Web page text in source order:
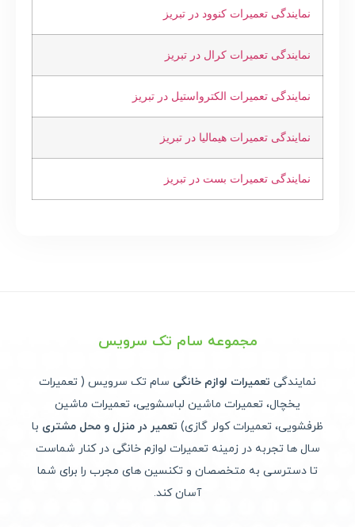
نمایندگی تعمیرات کنوود در تبریز
نمایندگی تعمیرات کرال در تبریز
نمایندگی تعمیرات الکترواستیل در تبریز
نمایندگی تعمیرات هیمالیا در تبریز
نمایندگی تعمیرات بست در تبریز
مجموعه سام تک سرویس
نمایندگی تعمیرات لوازم خانگی سام تک سرویس ( تعمیرات
یخچال، تعمیرات ماشین لباسشویی، تعمیرات ماشین
ظرفشویی، تعمیرات کولر گازی) تعمیر در منزل و محل مشتری با
سال ها تجربه در زمینه تعمیرات لوازم خانگی در کنار شماست
تا دسترسی به متخصصان و تکنسین های مجرب را برای شما
آسان کند.